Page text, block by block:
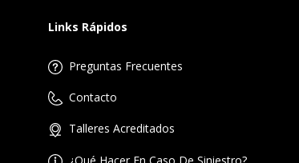
Links Rápidos
Preguntas Frecuentes
Contacto
Talleres Acreditados